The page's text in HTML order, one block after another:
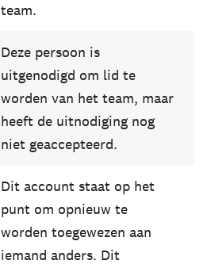
team.
Deze persoon is
uitgenodigd om lid te
worden van het team, maar
heeft de uitnodiging nog
niet geaccepteerd.
Dit account staat op het
punt om opnieuw te
worden toegewezen aan
iemand anders. Dit